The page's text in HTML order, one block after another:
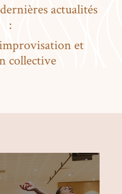
actualités
:
et
collective